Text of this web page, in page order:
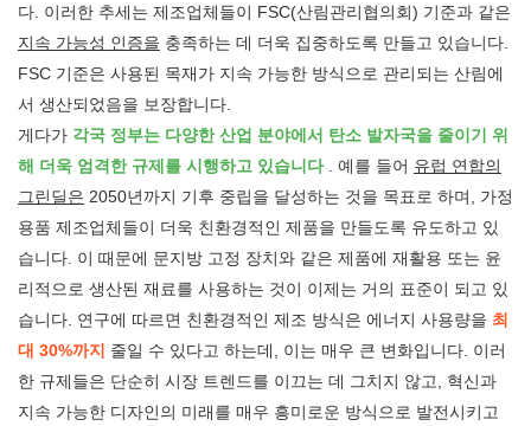
다. 이러한 추세는 제조업체들이 FSC(산림관리협의회) 기준과 같은
지속 가능성 인증을 충족하는 데 더욱 집중하도록 만들고 있습니다.
FSC 기준은 사용된 목재가 지속 가능한 방식으로 관리되는 산림에
서 생산되었음을 보장합니다.
게다가 각국 정부는 다양한 산업 분야에서 탄소 발자국을 줄이기 위
해 더욱 엄격한 규제를 시행하고 있습니다. 예를 들어 유럽 연합의
그린딜은 2050년까지 기후 중립을 달성하는 것을 목표로 하며, 가정
용품 제조업체들이 더욱 친환경적인 제품을 만들도록 유도하고 있
습니다. 이 때문에 문지방 고정 장치와 같은 제품에 재활용 또는 윤
리적으로 생산된 재료를 사용하는 것이 이제는 거의 표준이 되고 있
습니다. 연구에 따르면 친환경적인 제조 방식은 에너지 사용량을 최
대 30%까지 줄일 수 있다고 하는데, 이는 매우 큰 변화입니다. 이러
한 규제들은 단순히 시장 트렌드를 이끄는 데 그치지 않고, 혁신과
지속 가능한 디자인의 미래를 매우 흥미로운 방식으로 발전시키고